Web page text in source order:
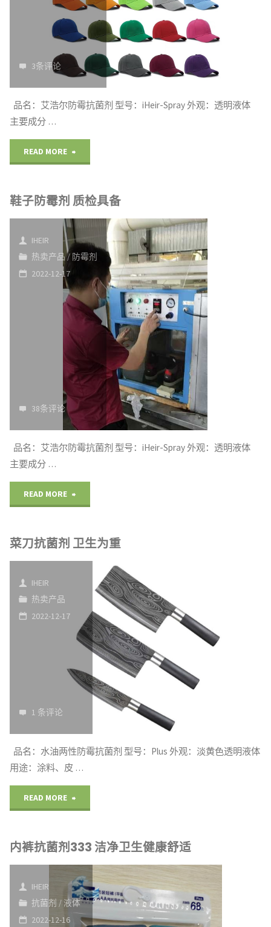
3条评论
品名：艾浩尔防霉抗菌剂 型号：iHeir-Spray 外观：透明液体
主要成分 …
READ MORE
防
抗
菌
剂
穿
戴
卫
生"
鞋子防霉剂 质检具备
IHEIR
热卖产品 / 防霉剂
2022-12-17
38条评论
品名：艾浩尔防霉抗菌剂 型号：iHeir-Spray 外观：透明液体
主要成分 …
READ MORE
防
质
检
具
备"
菜刀抗菌剂 卫生为重
IHEIR
热卖产品
2022-12-17
1 条评论
品名：水油两性防霉抗菌剂 型号：Plus 外观：淡黄色透明液体
用途：涂料、皮 …
READ MORE
抗
菌
剂
卫
内裤抗菌剂333 洁净卫生健康舒适
IHEIR
抗菌剂 / 液体
2022-12-16